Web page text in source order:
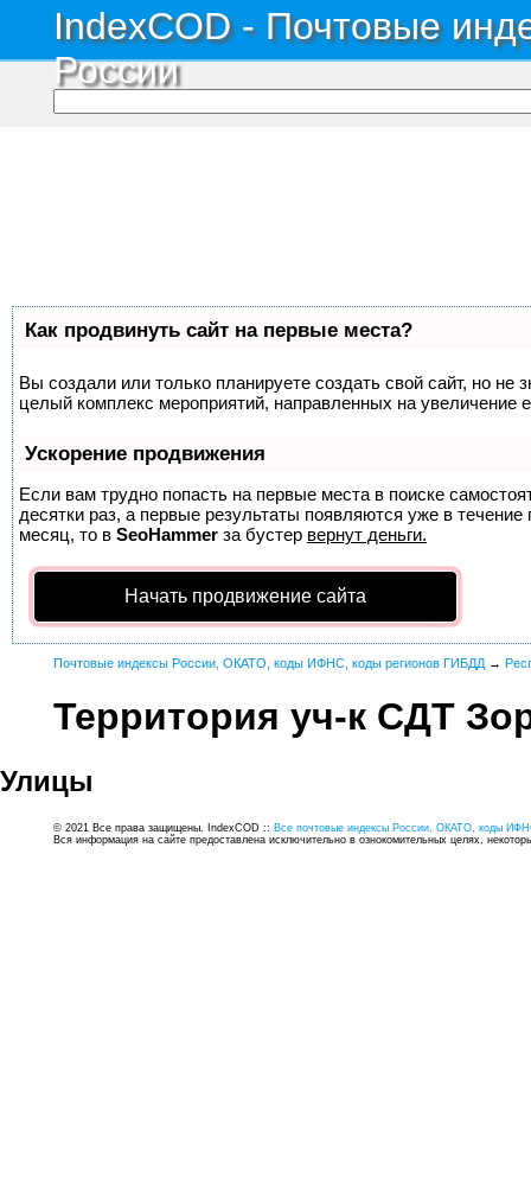
IndexCOD - Почтовые
России
Как продвинуть сайт на первые места?
Вы создали или только планируете создать свой сайт, но не
целый комплекс мероприятий, направленных на увеличение
Ускорение продвижения
Если вам трудно попасть на первые места в поиске
десятки раз, а первые результаты появляются уже в
месяц, то в SeoHammer за бустер вернут деньги.
Начать продвижение сайта
Почтовые индексы России, ОКАТО, коды ИФНС, коды регионов ГИБДД →
Территория уч-к СДТ
Улицы
© 2021 Все права защищены. IndexCOD :: Все почтовые индексы России, ОКАТО, коды
Вся информация на сайте предоставлена исключительно в ознокомительных целях,